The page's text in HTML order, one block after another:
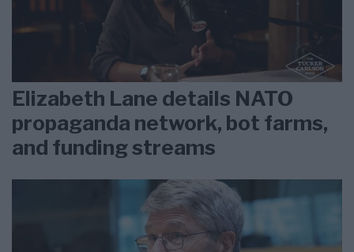
Elizabeth Lane details NATO
propaganda network, bot farms,
and funding streams